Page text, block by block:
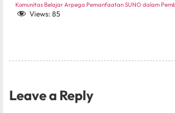
Komunitas Belajar Arpega Pemanfaatan SUNO dalam
Views: 85
Leave a Reply